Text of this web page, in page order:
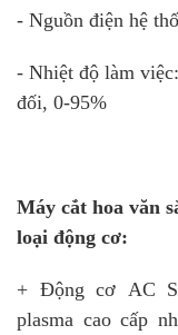
- Nguồn điện hệ
- Nhiệt độ làm
đối, 0-95%
Máy cắt hoa văn
loại động cơ:
+ Động cơ AC
plasma cao cấp